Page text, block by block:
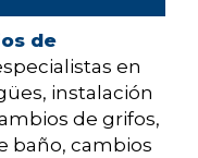
de
en
instalación
de grifos,
baño, cambios